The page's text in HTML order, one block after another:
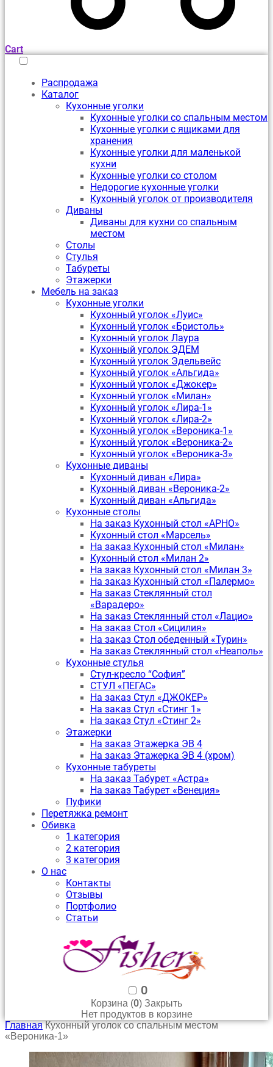
Cart
Распродажа
Каталог
Кухонные уголки
Кухонные уголки со спальным местом
Кухонные уголки с ящиками для
хранения
Кухонные уголки для маленькой
кухни
Кухонные уголки со столом
Недорогие кухонные уголки
Кухонный уголок от производителя
Диваны
Диваны для кухни со спальным
местом
Столы
Стулья
Табуреты
Этажерки
Мебель на заказ
Кухонные уголки
Кухонный уголок «Луис»
Кухонный уголок «Бристоль»
Кухонный уголок Лаура
Кухонный уголок ЭДЕМ
Кухонный уголок Эдельвейс
Кухонный уголок «Альгида»
Кухонный уголок «Джокер»
Кухонный уголок «Милан»
Кухонный уголок «Лира-1»
Кухонный уголок «Лира-2»
Кухонный уголок «Вероника-1»
Кухонный уголок «Вероника-2»
Кухонный уголок «Вероника-3»
Кухонные диваны
Кухонный диван «Лира»
Кухонный диван «Вероника-2»
Кухонный диван «Альгида»
Кухонные столы
На заказ Кухонный стол «АРНО»
Кухонный стол «Марсель»
На заказ Кухонный стол «Милан»
Кухонный стол «Милан 2»
На заказ Кухонный стол «Милан 3»
На заказ Кухонный стол «Палермо»
На заказ Стеклянный стол
«Варадеро»
На заказ Стеклянный стол «Лацио»
На заказ Стол «Сицилия»
На заказ Стол обеденный «Турин»
На заказ Стеклянный стол «Неаполь»
Кухонные стулья
Стул-кресло “София”
CТУЛ «ПЕГАС»
На заказ Стул «ДЖОКЕР»
На заказ Стул «Стинг 1»
На заказ Стул «Стинг 2»
Этажерки
На заказ Этажерка ЭВ 4
На заказ Этажерка ЭВ 4 (хром)
Кухонные табуреты
На заказ Табурет «Астра»
На заказ Табурет «Венеция»
Пуфики
Перетяжка ремонт
Обивка
1 категория
2 категория
3 категория
О нас
Контакты
Отзывы
Портфолио
Статьи
0
Корзина (0) Закрыть
Нет продуктов в корзине
Главная Кухонный уголок со спальным местом
«Вероника-1»